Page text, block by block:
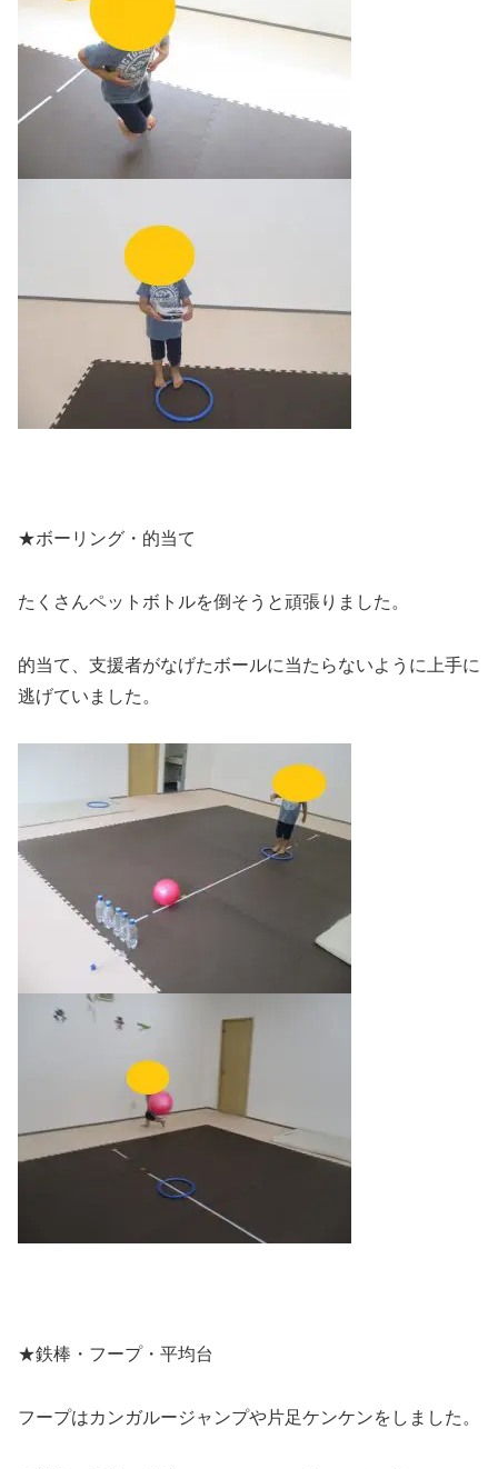
★ボーリング・的当て
たくさんペットボトルを倒そうと頑張りました。
的当て、支援者がなげたボールに当たらないように上手に
逃げていました。
★鉄棒・フープ・平均台
フープはカンガルージャンプや片足ケンケンをしました。